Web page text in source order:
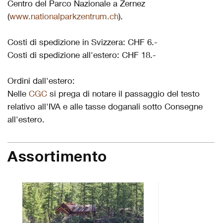
Centro del Parco Nazionale a Zernez
(www.nationalparkzentrum.ch).
Costi di spedizione in Svizzera: CHF 6.-
Costi di spedizione all'estero: CHF 18.-
Ordini dall'estero:
Nelle CGC si prega di notare il passaggio del testo
relativo all'IVA e alle tasse doganali sotto Consegne
all'estero.
Assortimento